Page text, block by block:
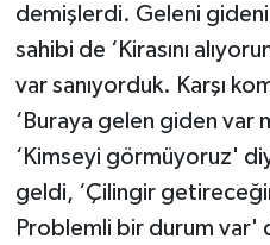
demişlerdi. Geleni
sahibi de ‘Kirasını
var sanıyorduk. Karşı
‘Buraya gelen giden var
‘Kimseyi görmüyoruz'
geldi, ‘Çilingir
Problemli bir durum var'